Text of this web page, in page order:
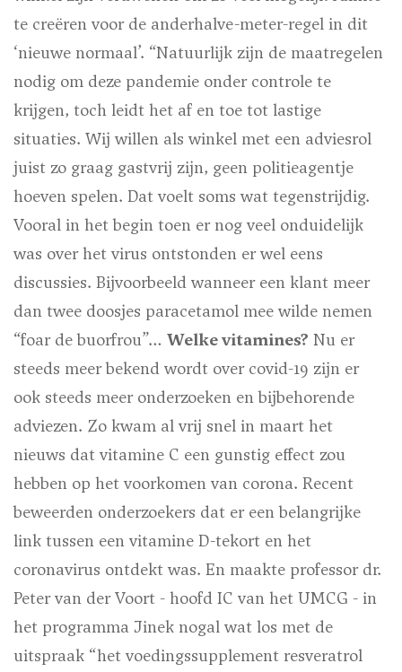
te creëren voor de anderhalve-meter-regel in dit
‘nieuwe normaal’. “Natuurlijk zijn de maatregelen
nodig om deze pandemie onder controle te
krijgen, toch leidt het af en toe tot lastige
situaties. Wij willen als winkel met een adviesrol
juist zo graag gastvrij zijn, geen politieagentje
hoeven spelen. Dat voelt soms wat tegenstrijdig.
Vooral in het begin toen er nog veel onduidelijk
was over het virus ontstonden er wel eens
discussies. Bijvoorbeeld wanneer een klant meer
dan twee doosjes paracetamol mee wilde nemen
“foar de buorfrou”… Welke vitamines? Nu er
steeds meer bekend wordt over covid-19 zijn er
ook steeds meer onderzoeken en bijbehorende
adviezen. Zo kwam al vrij snel in maart het
nieuws dat vitamine C een gunstig effect zou
hebben op het voorkomen van corona. Recent
beweerden onderzoekers dat er een belangrijke
link tussen een vitamine D-tekort en het
coronavirus ontdekt was. En maakte professor dr.
Peter van der Voort - hoofd IC van het UMCG - in
het programma Jinek nogal wat los met de
uitspraak “het voedingssupplement resveratrol